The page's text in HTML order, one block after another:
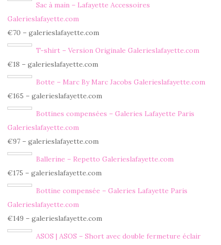
Sac à main – Lafayette Accessoires
Galerieslafayette.com
€70 – galerieslafayette.com
T-shirt – Version Originale Galerieslafayette.com
€18 – galerieslafayette.com
Botte – Marc By Marc Jacobs Galerieslafayette.com
€165 – galerieslafayette.com
Bottines compensées – Galeries Lafayette Paris
Galerieslafayette.com
€97 – galerieslafayette.com
Ballerine – Repetto Galerieslafayette.com
€175 – galerieslafayette.com
Bottine compensée – Galeries Lafayette Paris
Galerieslafayette.com
€149 – galerieslafayette.com
ASOS | ASOS – Short avec double fermeture éclair